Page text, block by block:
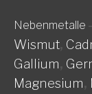
Nebenmetalle
Wismut,
Gallium,
Magnesium,